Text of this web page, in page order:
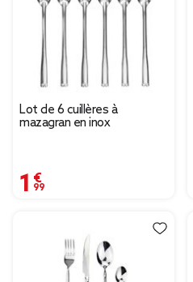
Lot de 6 cuillères à
mazagran en inox
1,99 €